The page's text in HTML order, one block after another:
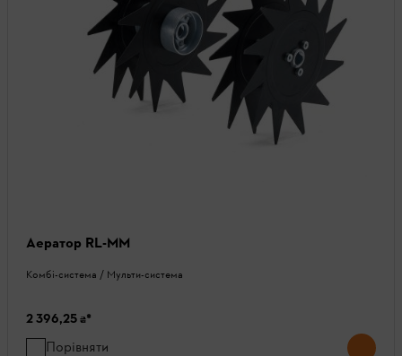
Аератор RL-MM
Комбі-система / Мульти-система
2 396,25 ₴*
Порівняти